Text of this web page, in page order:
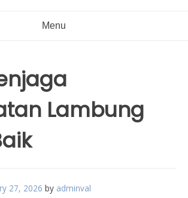
Menu
Lambung
27, 2026 by adminval